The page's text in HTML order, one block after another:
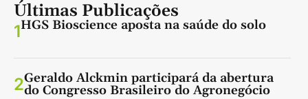
Últimas Publicações
1HGS Bioscience aposta na saúde do solo
2Geraldo Alckmin participará da abertura
do Congresso Brasileiro do Agronegócio